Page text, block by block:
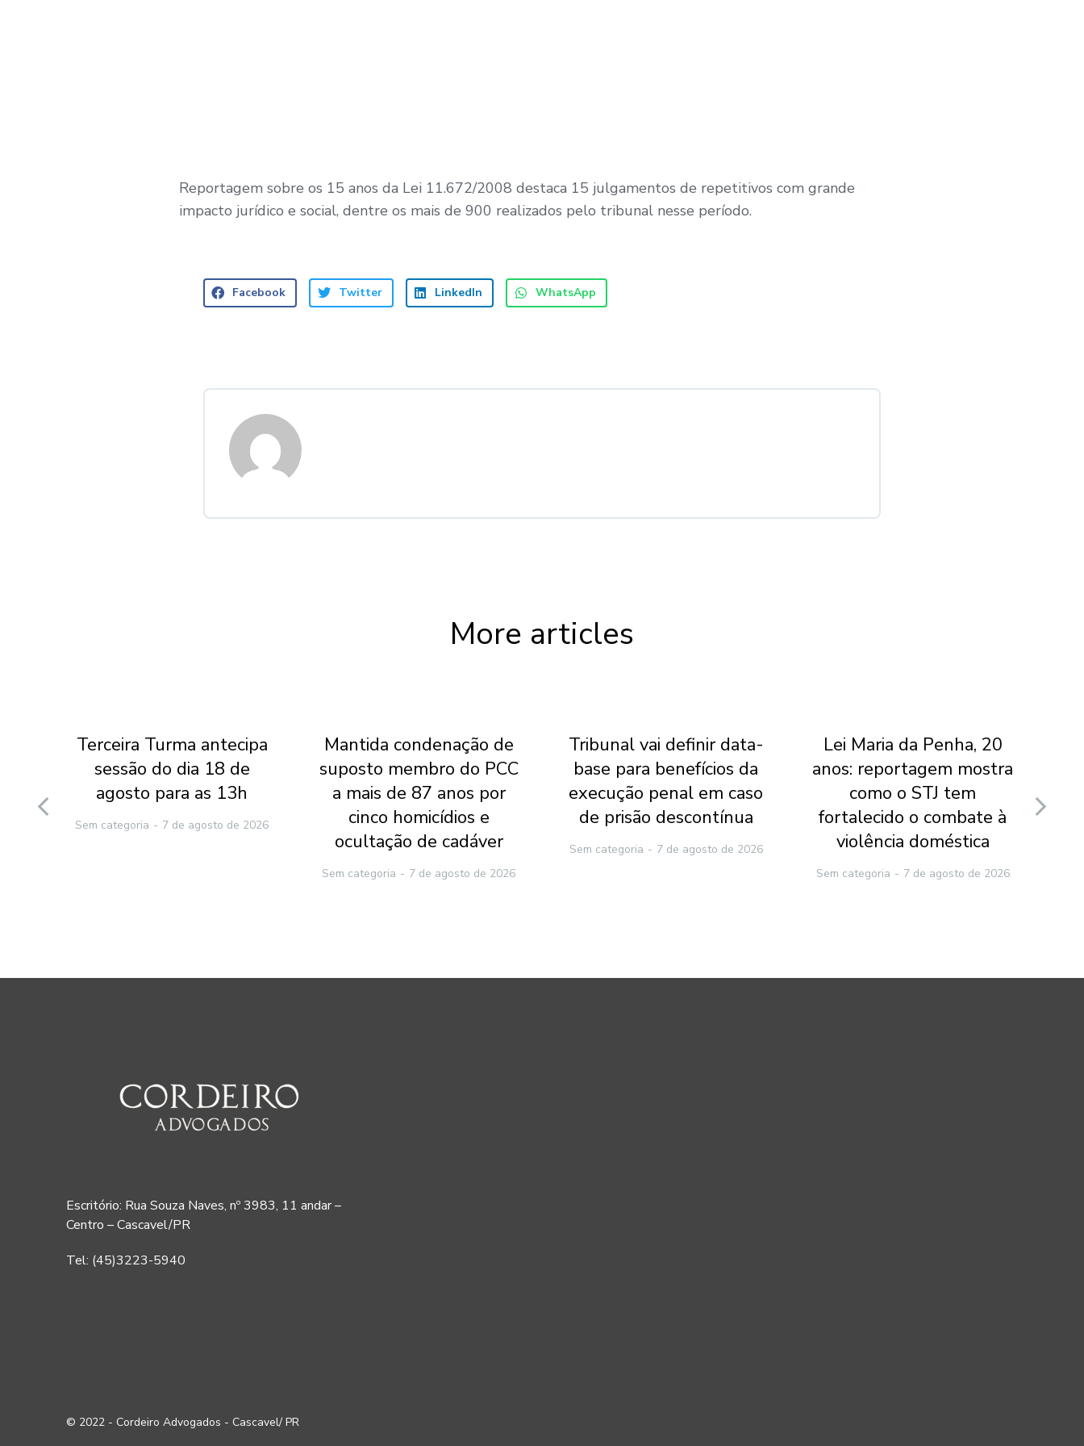
Reportagem sobre os 15 anos da Lei 11.672/2008 destaca 15 julgamentos de repetitivos com grande
impacto jurídico e social, dentre os mais de 900 realizados pelo tribunal nesse período.
Facebook Twitter LinkedIn WhatsApp
More articles
Terceira Turma antecipa
sessão do dia 18 de
agosto para as 13h
Sem categoria 7 de agosto de 2026
Mantida condenação de
suposto membro do PCC
a mais de 87 anos por
cinco homicídios e
ocultação de cadáver
Sem categoria 7 de agosto de 2026
Tribunal vai definir data-
base para benefícios da
execução penal em caso
de prisão descontínua
Sem categoria 7 de agosto de 2026
Lei Maria da Penha, 20
anos: reportagem mostra
como o STJ tem
fortalecido o combate à
violência doméstica
Sem categoria 7 de agosto de 2026
Escritório: Rua Souza Naves, nº 3983, 11 andar –
Centro – Cascavel/PR
Tel: (45)3223-5940
© 2022 - Cordeiro Advogados - Cascavel/ PR